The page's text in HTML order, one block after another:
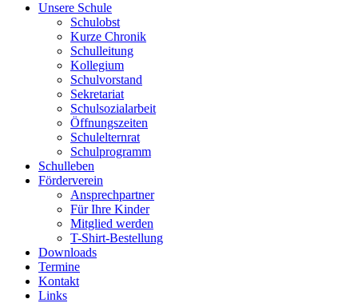
Unsere Schule
Schulobst
Kurze Chronik
Schulleitung
Kollegium
Schulvorstand
Sekretariat
Schulsozialarbeit
Öffnungszeiten
Schulelternrat
Schulprogramm
Schulleben
Förderverein
Ansprechpartner
Für Ihre Kinder
Mitglied werden
T-Shirt-Bestellung
Downloads
Termine
Kontakt
Links